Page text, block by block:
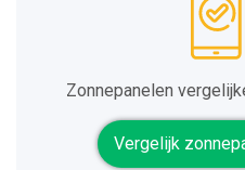
Zonnepanelen
Vergelijk